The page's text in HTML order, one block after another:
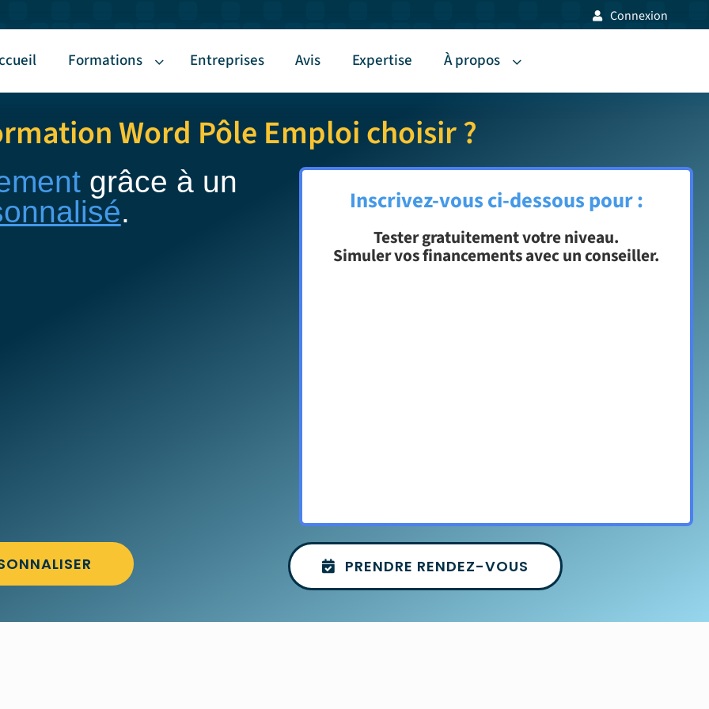
Connexion
Formations Entreprises Avis Expertise À propos
Word Pôle Emploi choisir ?
grâce à un
. Inscrivez-vous ci-dessous pour :
Tester gratuitement votre niveau.
Simuler vos financements avec un conseiller.
PRENDRE RENDEZ-VOUS